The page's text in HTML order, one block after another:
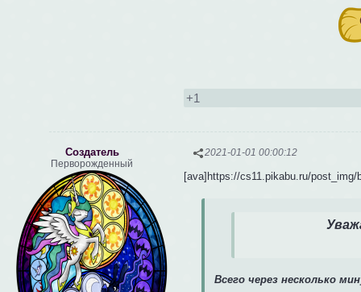
+1
2021-01-01 00:00:12
Создатель
Перворожденный
[ava]https://cs11.pikabu.ru/post_img/
Всего через несколько